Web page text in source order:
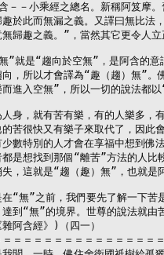
－－小乘經之總名。新稱阿笈摩
趣於此而無漏之義。又譯曰無比法
無歸趣之義。”，當然其它更令人
”就是“趨向於空無”，是阿含的
向，所以才會譯為“趣（趨）無”。
而進入空無”，所以一切的說法都
人身，就有苦有樂，有的人樂多，
的苦很快又有樂子來取代了，因此
少數特別的人才會在享福中想到佛
都是想找到那個“離苦”方法的人比
失，這就是“趨（趣）無”，也就是
在“無”之前，我們要先了解一下苦
達到“無”的境界。世尊的說法就由
雜阿含經》)（四一）
＝＝＝＝＝＝＝＝＝＝＝＝＝＝＝